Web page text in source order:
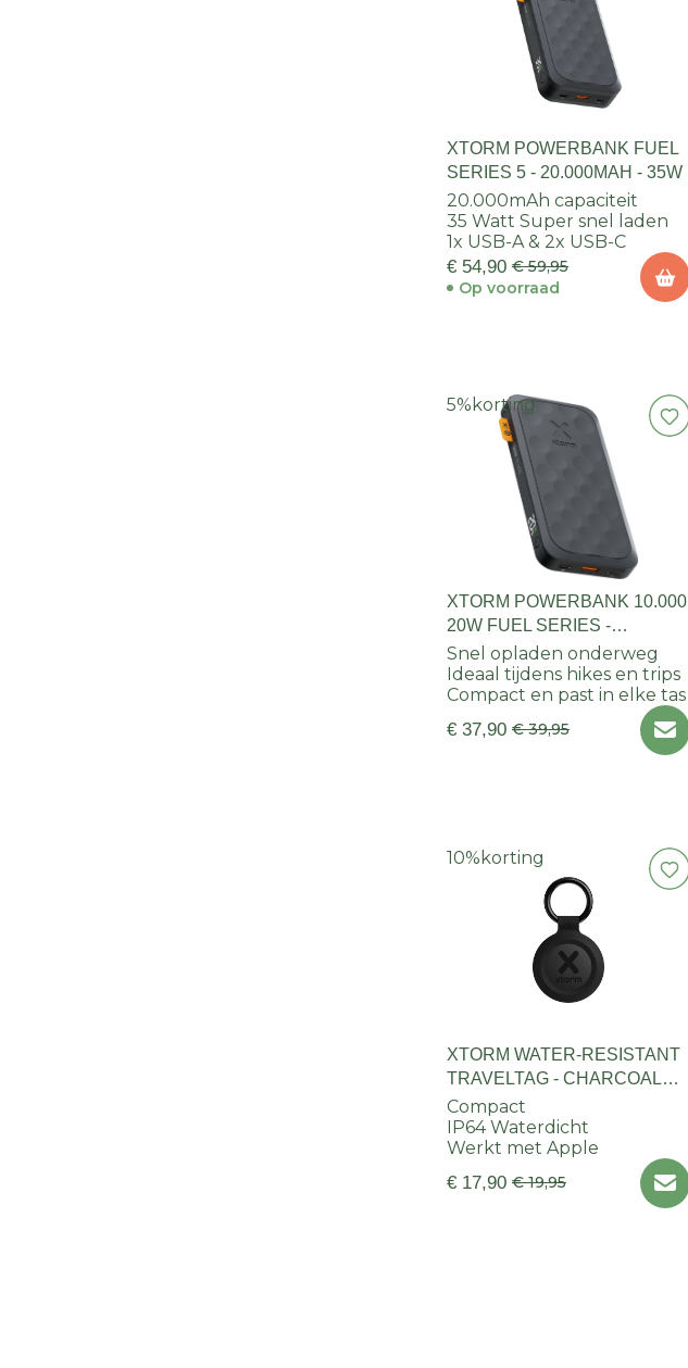
XTORM POWERBANK FUEL
SERIES 5 - 20.000MAH - 35W
20.000mAh capaciteit
35 Watt Super snel laden
1x USB-A & 2x USB-C
€ 54,90 € 59,95
Op voorraad
5% korting
XTORM POWERBANK 10.000
20W FUEL SERIES -
MIDNIGHT BLACK
Snel opladen onderweg
Ideaal tijdens hikes en trips
Compact en past in elke tas
€ 37,90 € 39,95
10% korting
XTORM WATER-RESISTANT
TRAVELTAG - CHARCOAL
BLACK
Compact
IP64 Waterdicht
Werkt met Apple
€ 17,90 € 19,95